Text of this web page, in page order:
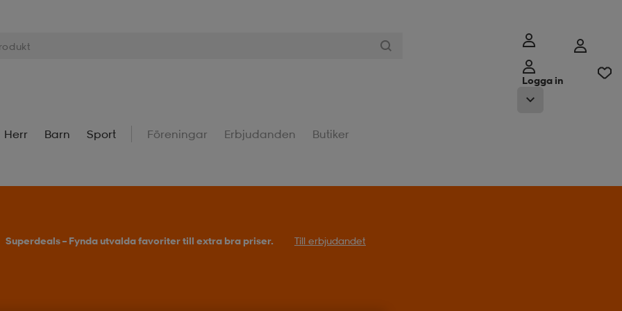
Logga in
Herr Barn Sport Föreningar Erbjudanden Butiker
Superdeals – Fynda utvalda favoriter till extra bra priser. Till erbjudandet